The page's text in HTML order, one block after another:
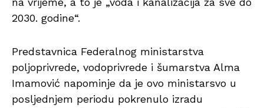
2030. godine“.
Predstavnica Federalnog ministarstva
poljoprivrede, vodoprivrede i šumarstva Alma
Imamović napominje da je ovo ministarsvo u
posljednjem periodu pokrenulo izradu